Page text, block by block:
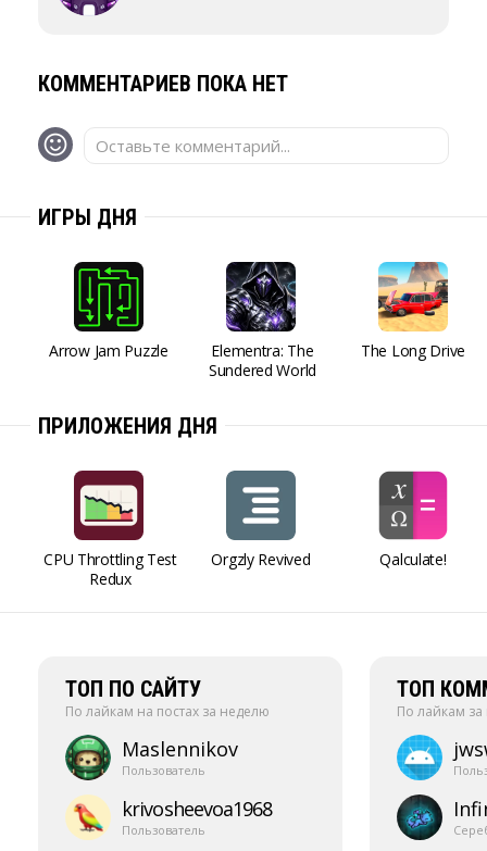
КОММЕНТАРИЕВ ПОКА НЕТ
Оставьте комментарий...
ИГРЫ ДНЯ
Arrow Jam Puzzle
Elementra: The
Sundered World
The Long Drive
ПРИЛОЖЕНИЯ ДНЯ
CPU Throttling Test
Redux
Orgzly Revived Qalculate!
ТОП ПО САЙТУ
По лайкам на постах за неделю
Maslennikov
Пользователь
krivosheevoa1968
Пользователь
ТОП
По лайкам